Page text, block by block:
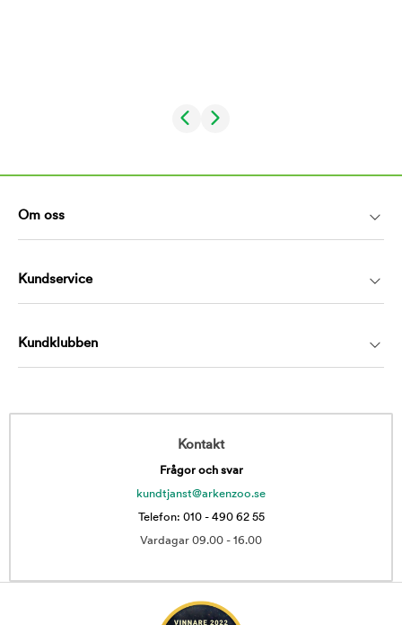
Om oss
Kundservice
Kundklubben
Kontakt
Frågor och svar
kundtjanst@arkenzoo.se
Telefon: 010 - 490 62 55
Vardagar 09.00 - 16.00